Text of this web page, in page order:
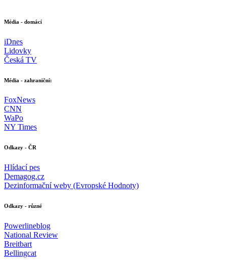
Média - domácí
iDnes
Lidovky
Česká TV
Média - zahraniční:
FoxNews
CNN
WaPo
NY Times
Odkazy - ČR
Hlídací pes
Demagog.cz
Dezinformační weby (Evropské Hodnoty)
Odkazy - různé
Powerlineblog
National Review
Breitbart
Bellingcat